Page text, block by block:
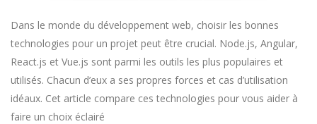
Dans le monde du développement web, choisir les bonnes
technologies pour un projet peut être crucial. Node.js, Angular,
React.js et Vue.js sont parmi les outils les plus populaires et
utilisés. Chacun d’eux a ses propres forces et cas d’utilisation
idéaux. Cet article compare ces technologies pour vous aider à
faire un choix éclairé